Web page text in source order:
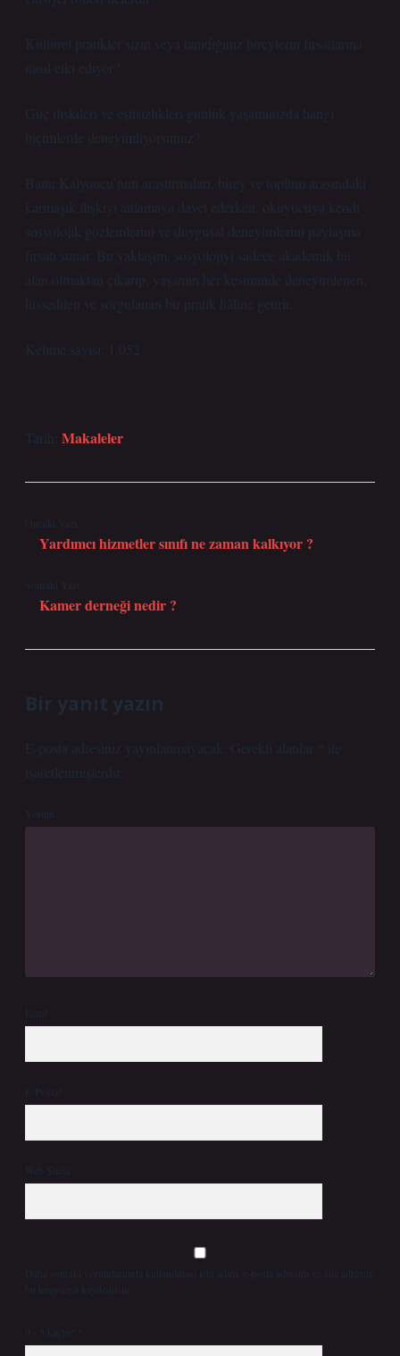
Kültürel pratikler sizin veya tanıdığınız bireylerin fırsatlarına
nasıl etki ediyor?
Güç ilişkileri ve eşitsizlikleri günlük yaşamınızda hangi
biçimlerde deneyimliyorsunuz?
Banu Kalyoncu’nun araştırmaları, birey ve toplum arasındaki
karmaşık ilişkiyi anlamaya davet ederken, okuyucuya kendi
sosyolojik gözlemlerini ve duygusal deneyimlerini paylaşma
fırsatı sunar. Bu yaklaşım, sosyolojiyi sadece akademik bir
alan olmaktan çıkarıp, yaşamın her kesiminde deneyimlenen,
hissedilen ve sorgulanan bir pratik hâline getirir.
Kelime sayısı: 1.052
Tarih: Makaleler
Önceki Yazı
Yardımcı hizmetler sınıfı ne zaman kalkıyor ?
Sonraki Yazı
Kamer derneği nedir ?
Bir yanıt yazın
E-posta adresiniz yayınlanmayacak. Gerekli alanlar
ile
işaretlenmişlerdir
Yorum
İsim*
E-Posta*
Web Sitesi
Daha sonraki yorumlarımda kullanılması için adım, e-posta adresim ve site adresim
bu tarayıcıya kaydedilsin.
9 - 5 kaçtır?